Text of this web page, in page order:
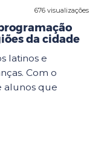
676 visualizações
da cidade
latinos e
Com o
alunos que